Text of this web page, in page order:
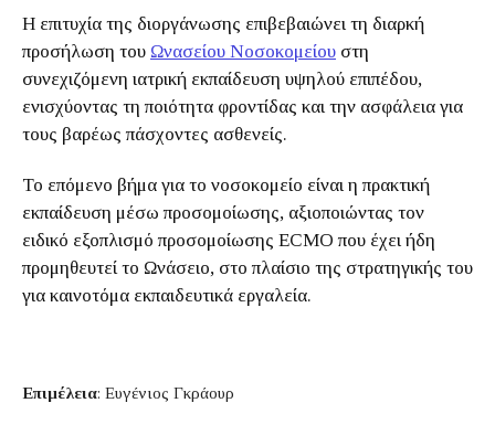
Η επιτυχία της διοργάνωσης επιβεβαιώνει τη διαρκή
προσήλωση του Ωνασείου Νοσοκομείου στη
συνεχιζόμενη ιατρική εκπαίδευση υψηλού επιπέδου,
ενισχύοντας τη ποιότητα φροντίδας και την ασφάλεια για
τους βαρέως πάσχοντες ασθενείς.
Το επόμενο βήμα για το νοσοκομείο είναι η πρακτική
εκπαίδευση μέσω προσομοίωσης, αξιοποιώντας τον
ειδικό εξοπλισμό προσομοίωσης ECMO που έχει ήδη
προμηθευτεί το Ωνάσειο, στο πλαίσιο της στρατηγικής του
για καινοτόμα εκπαιδευτικά εργαλεία.
Επιμέλεια: Ευγένιος Γκράουρ